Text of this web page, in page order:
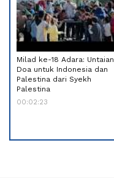
Milad ke-18 Adara: Untaian
Doa untuk Indonesia dan
Palestina dari Syekh
Palestina
00:02:23